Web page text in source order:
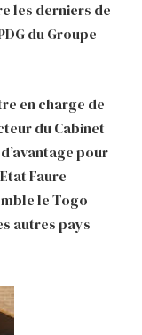
les derniers de
du Groupe
en charge de
du Cabinet
pour
Faure
le Togo
autres pays